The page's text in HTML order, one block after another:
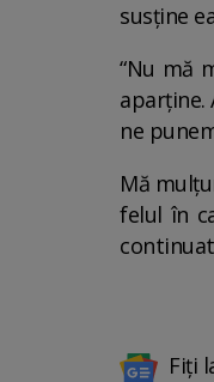
susține
“Nu mă
ne
Mă
felul în
Fiți